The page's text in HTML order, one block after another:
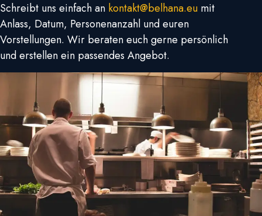
Schreibt uns einfach an kontakt@belhana.eu mit
Anlass, Datum, Personenanzahl und euren
Vorstellungen. Wir beraten euch gerne persönlich
und erstellen ein passendes Angebot.